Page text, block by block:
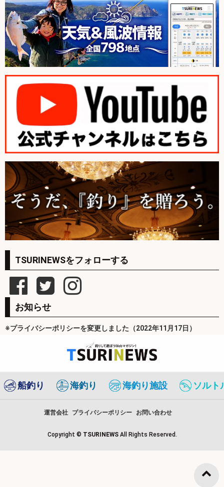
TSURINEWSをフォローする
お知らせ
※プライバシーポリシーを変更しました（2022年11月17日）
船釣り 海釣り 海釣り施設 ソルト
運営会社 プライバシーポリシー お問い合わせ
Copyright © TSURINEWS All Rights Reserved.